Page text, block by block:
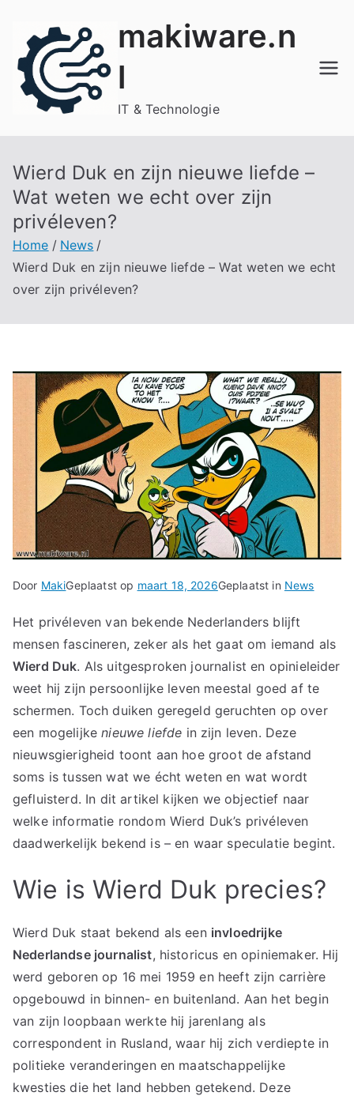
inhoud
makiware.n
l
IT & Technologie
Wierd Duk en zijn nieuwe liefde –
Wat weten we echt over zijn
privéleven?
Home
News
Wierd Duk en zijn nieuwe liefde – Wat weten we echt
over zijn privéleven?
Door MakiGeplaatst op maart 18, 2026Geplaatst in News
Het privéleven van bekende Nederlanders blijft
mensen fascineren, zeker als het gaat om iemand als
Wierd Duk. Als uitgesproken journalist en opinieleider
weet hij zijn persoonlijke leven meestal goed af te
schermen. Toch duiken geregeld geruchten op over
een mogelijkenieuwe liefde in zijn leven. Deze
nieuwsgierigheid toont aan hoe groot de afstand
soms is tussen wat we écht weten en wat wordt
gefluisterd. In dit artikel kijken we objectief naar
welke informatie rondom Wierd Duk’s privéleven
daadwerkelijk bekend is – en waar speculatie begint.
Wie is Wierd Duk precies?
Wierd Duk staat bekend als een invloedrijke
Nederlandse journalist, historicus en opiniemaker. Hij
werd geboren op 16 mei 1959 en heeft zijn carrière
opgebouwd in binnen- en buitenland. Aan het begin
van zijn loopbaan werkte hij jarenlang als
correspondent in Rusland, waar hij zich verdiepte in
politieke veranderingen en maatschappelijke
kwesties die het land hebben getekend. Deze